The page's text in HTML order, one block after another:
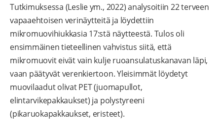
Tutkimuksessa (Leslie ym., 2022) analysoitiin 22 terveen
vapaaehtoisen verinäytteitä ja löydettiin
mikromuovihiukkasia 17:stä näytteestä. Tulos oli
ensimmäinen tieteellinen vahvistus siitä, että
mikromuovit eivät vain kulje ruoansulatuskanavan läpi,
vaan päätyvät verenkiertoon. Yleisimmät löydetyt
muovilaadut olivat PET (juomapullot,
elintarvikepakkaukset) ja polystyreeni
(pikaruokapakkaukset, eristeet).